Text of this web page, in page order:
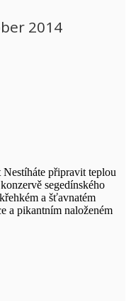
2014
připravit teplou
segedínského
a šťavnatém
a pikantním naloženém